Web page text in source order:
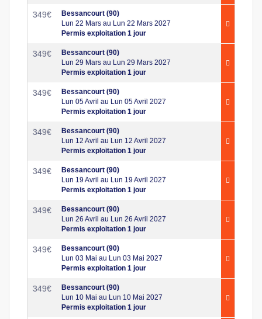
349€
Bessancourt (90)
Lun 22 Mars au Lun 22 Mars 2027
Permis exploitation 1 jour
349€
Bessancourt (90)
Lun 29 Mars au Lun 29 Mars 2027
Permis exploitation 1 jour
349€
Bessancourt (90)
Lun 05 Avril au Lun 05 Avril 2027
Permis exploitation 1 jour
349€
Bessancourt (90)
Lun 12 Avril au Lun 12 Avril 2027
Permis exploitation 1 jour
349€
Bessancourt (90)
Lun 19 Avril au Lun 19 Avril 2027
Permis exploitation 1 jour
349€
Bessancourt (90)
Lun 26 Avril au Lun 26 Avril 2027
Permis exploitation 1 jour
349€
Bessancourt (90)
Lun 03 Mai au Lun 03 Mai 2027
Permis exploitation 1 jour
349€
Bessancourt (90)
Lun 10 Mai au Lun 10 Mai 2027
Permis exploitation 1 jour